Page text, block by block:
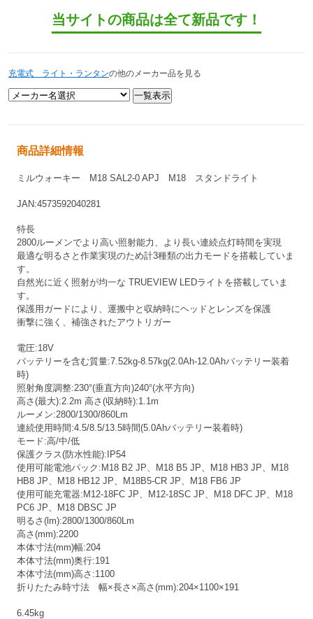
当サイトの商品は全て新品です！
充電式 ライト・ランタンの他のメーカー品を見る
商品詳細情報
ミルウォーキー M18 SAL2-0 APJ M18 スタンドライト
JAN:4573592040281
特長
2800ルーメンでより高い照射能力、より長い連続点灯時間を実現
最適な明るさと作業実現のため計3種類の出力モードを搭載していま
す。
自然光に近く照射が均一な TRUEVIEW LEDライトを搭載していま
す。
保護用ガードにより、運搬中と収納時にヘッドとレンズを保護
衝撃に強く、補強されたアウトリガー
電圧:18V
バッテリーを含む質量:7.52kg-8.57kg(2.0Ah-12.0Ahバッテリー装着
時)
照射角度調整:230°(垂直方向)240°(水平方向)
高さ(最大):2.2m 高さ(収納時):1.1m
ルーメン:2800/1300/860Lm
連続使用時間:4.5/8.5/13.5時間(5.0Ahバッテリー装着時)
モード:高/中/低
保護クラス(防水性能):IP54
使用可能電池パック:M18 B2 JP、M18 B5 JP、M18 HB3 JP、M18
HB8 JP、M18 HB12 JP、M18B5-CR JP、M18 FB6 JP
使用可能充電器:M12-18FC JP、M12-18SC JP、M18 DFC JP、M18
PC6 JP、M18 DBSC JP
明るさ(lm):2800/1300/860Lm
高さ(mm):2200
本体寸法(mm)幅:204
本体寸法(mm)奥行:191
本体寸法(mm)高さ:1100
折りたたみ時寸法 幅×長さ×高さ(mm):204×1100×191
6.45kg